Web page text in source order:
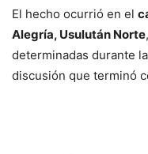
El hecho ocurrió en el
Alegría, Usulután Norte
determinadas durante
discusión que terminó